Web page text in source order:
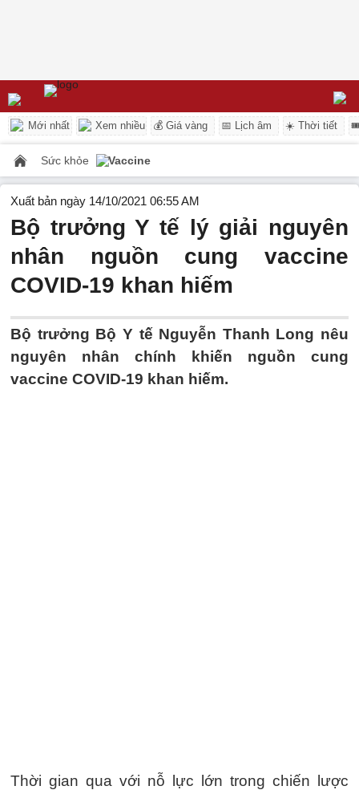
Mới nhất Xem nhiều 💰 Giá vàng 📅 Lịch âm ☀️ Thời tiết
Sức khỏe Vaccine
Xuất bản ngày 14/10/2021 06:55 AM
Bộ trưởng Y tế lý giải nguyên
nhân nguồn cung vaccine
COVID-19 khan hiếm
Bộ trưởng Bộ Y tế Nguyễn Thanh Long nêu
nguyên nhân chính khiến nguồn cung
vaccine COVID-19 khan hiếm.
Thời gian qua với nỗ lực lớn trong chiến lược